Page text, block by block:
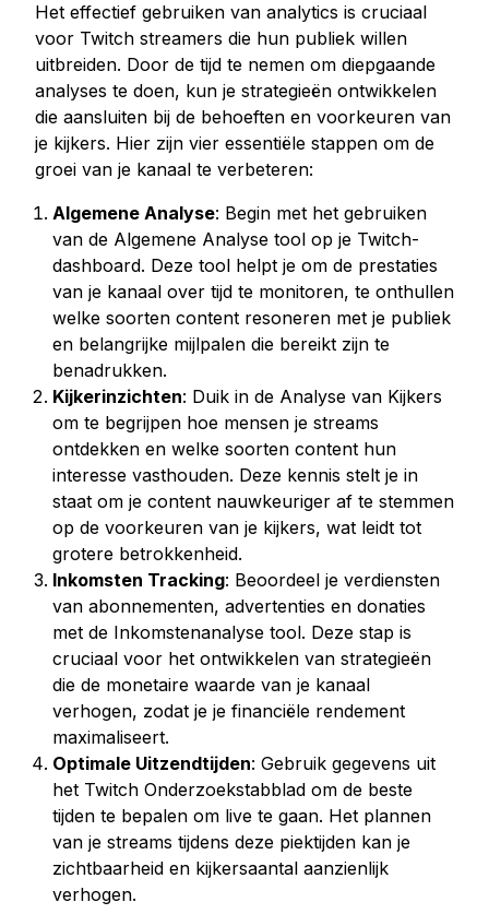
Het effectief gebruiken van analytics is cruciaal
voor Twitch streamers die hun publiek willen
uitbreiden. Door de tijd te nemen om diepgaande
analyses te doen, kun je strategieën ontwikkelen
die aansluiten bij de behoeften en voorkeuren van
je kijkers. Hier zijn vier essentiële stappen om de
groei van je kanaal te verbeteren:
Algemene Analyse: Begin met het gebruiken
van de Algemene Analyse tool op je Twitch-
dashboard. Deze tool helpt je om de prestaties
van je kanaal over tijd te monitoren, te onthullen
welke soorten content resoneren met je publiek
en belangrijke mijlpalen die bereikt zijn te
benadrukken.
Kijkerinzichten: Duik in de Analyse van Kijkers
om te begrijpen hoe mensen je streams
ontdekken en welke soorten content hun
interesse vasthouden. Deze kennis stelt je in
staat om je content nauwkeuriger af te stemmen
op de voorkeuren van je kijkers, wat leidt tot
grotere betrokkenheid.
Inkomsten Tracking: Beoordeel je verdiensten
van abonnementen, advertenties en donaties
met de Inkomstenanalyse tool. Deze stap is
cruciaal voor het ontwikkelen van strategieën
die de monetaire waarde van je kanaal
verhogen, zodat je je financiële rendement
maximaliseert.
Optimale Uitzendtijden: Gebruik gegevens uit
het Twitch Onderzoekstabblad om de beste
tijden te bepalen om live te gaan. Het plannen
van je streams tijdens deze piektijden kan je
zichtbaarheid en kijkersaantal aanzienlijk
verhogen.